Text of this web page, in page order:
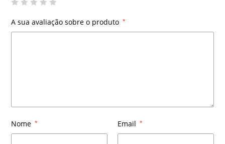
A sua avaliação sobre o produto *
Nome * Email *